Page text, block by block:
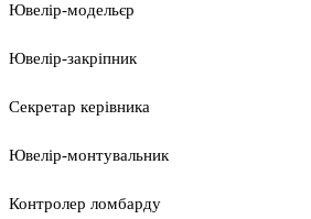
Ювелір-модельєр
Ювелір-закріпник
Секретар керівника
Ювелір-монтувальник
Контролер ломбарду